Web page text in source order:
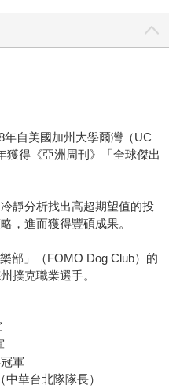
年自美國加州大學爾灣（UC
獲得《亞洲周刊》「全球傑出
靜分析找出高超期望值的投
，進而獲得豐碩成果。
部」（FOMO Dog Club）的
撲克職業選手。
軍
華台北隊隊長）